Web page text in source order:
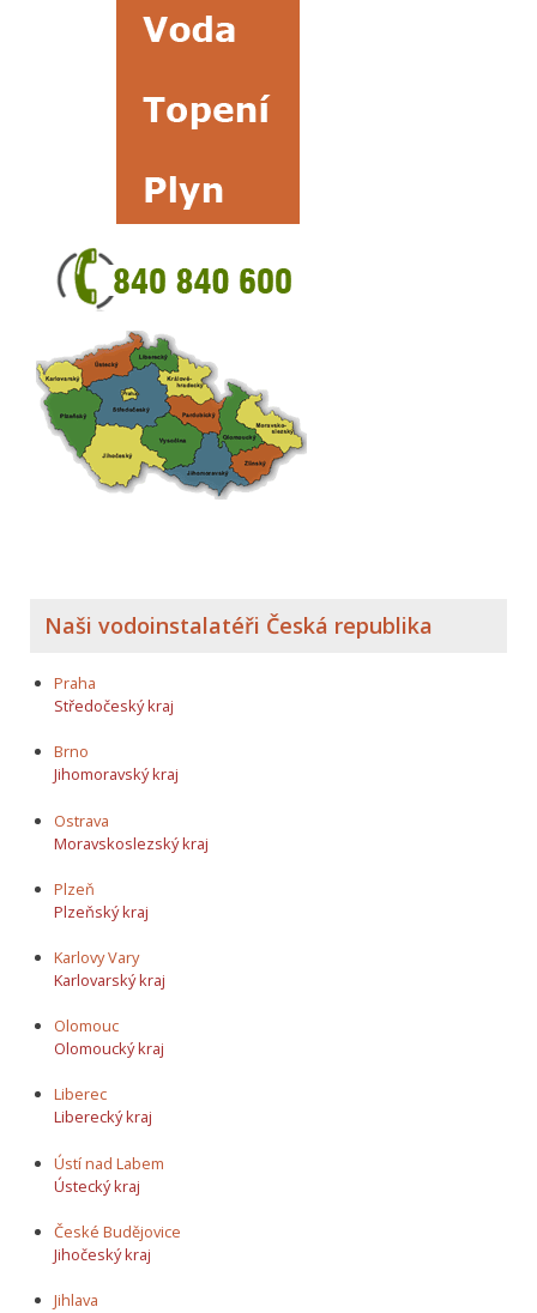
Naši vodoinstalatéři Česká republika
Praha
Středočeský kraj
Brno
Jihomoravský kraj
Ostrava
Moravskoslezský kraj
Plzeň
Plzeňský kraj
Karlovy Vary
Karlovarský kraj
Olomouc
Olomoucký kraj
Liberec
Liberecký kraj
Ústí nad Labem
Ústecký kraj
České Budějovice
Jihočeský kraj
Jihlava